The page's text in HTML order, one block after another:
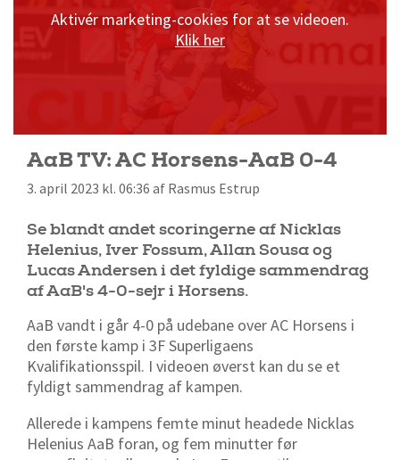
Aktivér marketing-cookies for at se videoen.
Klik her
AaB TV: AC Horsens-AaB 0-4
3. april 2023 kl. 06:36 af Rasmus Estrup
Se blandt andet scoringerne af Nicklas
Helenius, Iver Fossum, Allan Sousa og
Lucas Andersen i det fyldige sammendrag
af AaB's 4-0-sejr i Horsens.
AaB vandt i går 4-0 på udebane over AC Horsens i
den første kamp i 3F Superligaens
Kvalifikationsspil. I videoen øverst kan du se et
fyldigt sammendrag af kampen.
Allerede i kampens femte minut headede Nicklas
Helenius AaB foran, og fem minutter før